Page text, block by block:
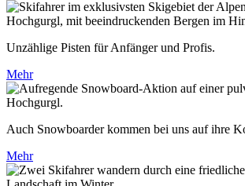
Unzählige Pisten für Anfänger und Profis.
Mehr
Auch Snowboarder kommen bei uns auf ihre
Mehr